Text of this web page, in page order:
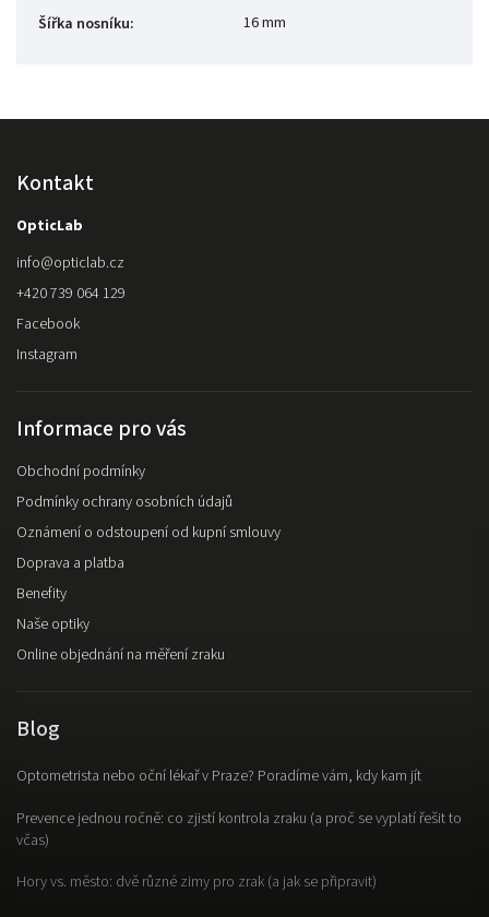
Šířka nosníku: 16 mm
Kontakt
OpticLab
info@opticlab.cz
+420 739 064 129
Facebook
Instagram
Informace pro vás
Obchodní podmínky
Podmínky ochrany osobních údajů
Oznámení o odstoupení od kupní smlouvy
Doprava a platba
Benefity
Naše optiky
Online objednání na měření zraku
Blog
Optometrista nebo oční lékař v Praze? Poradíme vám, kdy kam jít
Prevence jednou ročně: co zjistí kontrola zraku (a proč se vyplatí řešit to
včas)
Hory vs. město: dvě různé zimy pro zrak (a jak se připravit)